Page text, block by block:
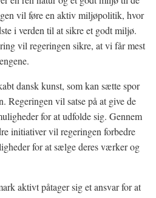
vil føre en aktiv miljøpolitik, hvor
i verden til at sikre et godt miljø.
vil regeringen sikre, at vi får mest
dansk kunst, som kan sætte spor
Regeringen vil satse på at give de
for at udfolde sig. Gennem
initiativer vil regeringen forbedre
for at sælge deres værker og
aktivt påtager sig et ansvar for at